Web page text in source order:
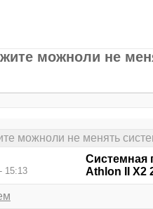
можноли не
можноли не менять
15:13
Системная
Athlon II X2